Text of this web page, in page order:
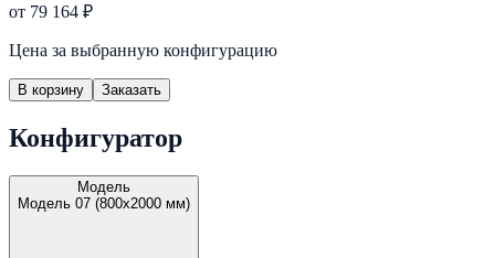
от 79 164 ₽
Цена за выбранную конфигурацию
В корзину Заказать
Конфигуратор
Модель
Модель 07 (800х2000 мм)